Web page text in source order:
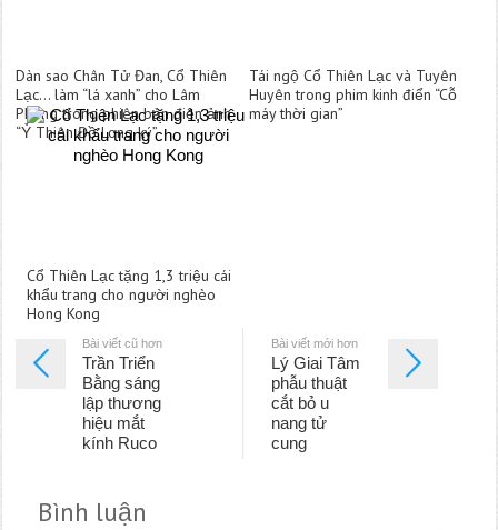
Dàn sao Chân Tử Đan, Cổ Thiên
Lạc… làm “lá xanh” cho Lâm
Phong trong phiên bản điện ảnh
“Ỷ Thiên Đồ Long ký”
Tái ngộ Cổ Thiên Lạc và Tuyên
Huyên trong phim kinh điển “Cỗ
máy thời gian”
Cổ Thiên Lạc tặng 1,3 triệu cái
khẩu trang cho người nghèo
Hong Kong
Bài viết cũ hơn
Trần Triển
Bằng sáng
lập thương
hiệu mắt
kính Ruco
Bài viết mới hơn
Lý Giai Tâm
phẫu thuật
cắt bỏ u
nang tử
cung
Bình luận